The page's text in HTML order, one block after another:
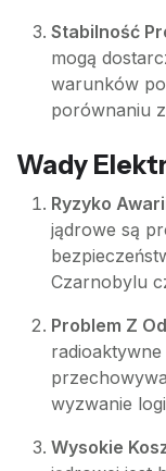
Stabilność
mogą
warunków
porównaniu
Wady
Ryzyko
jądrowe są
Czarnobylu
Problem Z
wyzwanie
Wysokie